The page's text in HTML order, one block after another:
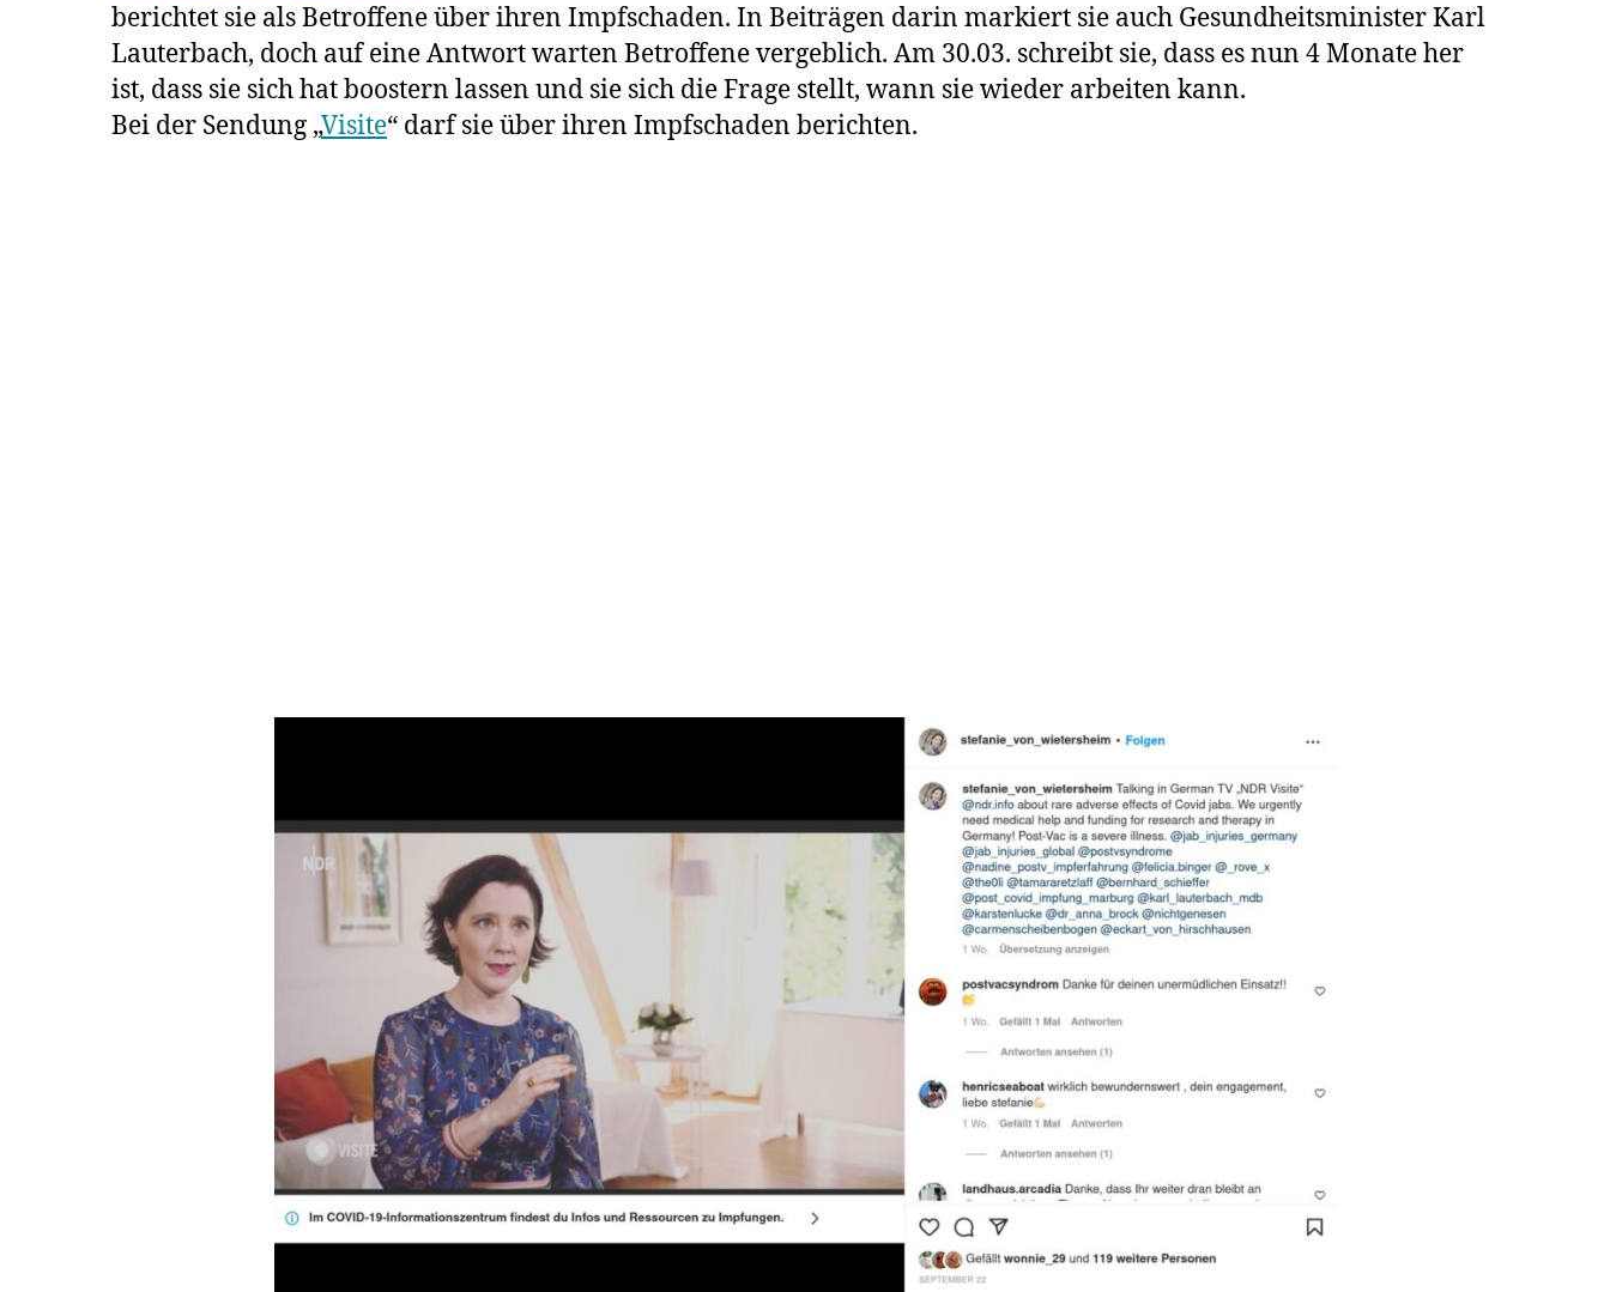
Impfschaden
nach
ihrer
Moderna
berichtet sie als Betroffene über ihren Impfschaden. In Beiträgen darin markiert sie auch Gesundheitsminister Karl
Lauterbach, doch auf eine Antwort warten Betroffene vergeblich. Am 30.03. schreibt sie, dass es nun 4 Monate her
ist, dass sie sich hat boostern lassen und sie sich die Frage stellt, wann sie wieder arbeiten kann.
Bei der Sendung „Visite“ darf sie über ihren Impfschaden berichten.